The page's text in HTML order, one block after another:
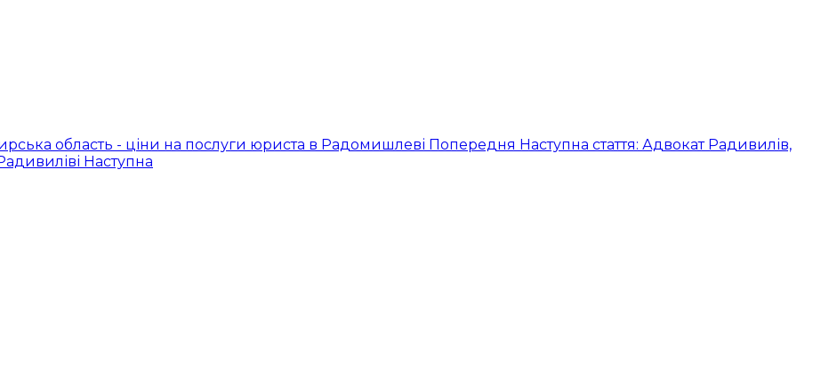
область - ціни на послуги юриста в Радомишлеві Попередня Наступна стаття: Адвокат Радивилів,
Наступна